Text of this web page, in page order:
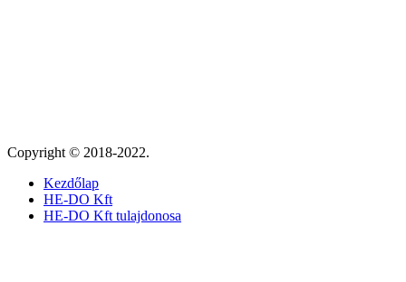
Copyright © 2018-2022.
Kezdőlap
HE-DO Kft
HE-DO Kft tulajdonosa